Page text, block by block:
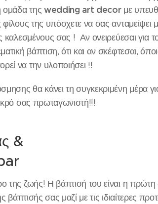
ομάδα της wedding art decorμε
της υπόσχετε να σας ανταμείψει
καλεσμένους σας ! Αν ονειρεύεσαι για
βάπτιση, ότι και αν σκέφτεσαι,
να την υλοποιήσει !!
θα κάνει τη συγκεκριμένη μέρα
σας πρωταγωνιστή!!!
&
της ζωής! Η βάπτισή του είναι η πρώτη
βάπτισής σας μαζί με τις ιδιαίτερες